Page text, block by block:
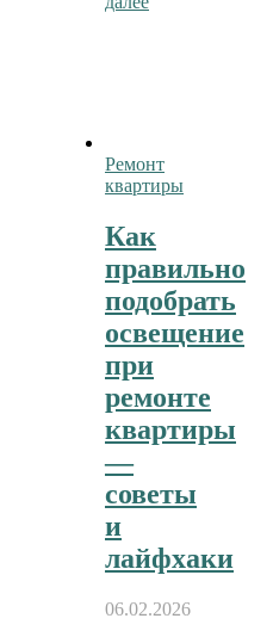
Ремонт
квартиры
Как
правильно
подобрать
освещение
при
ремонте
квартиры
—
советы
и
лайфхаки
06.02.2026